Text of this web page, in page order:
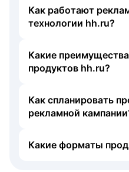
Как работают
технологии hh.ru?
Какие
продуктов hh.ru?
Как спланировать
рекламной
Какие форматы